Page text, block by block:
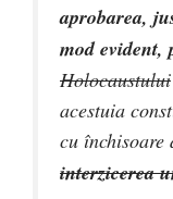
aprobarea,
mod
Holocaustului
acestuia
cu
interzicerea